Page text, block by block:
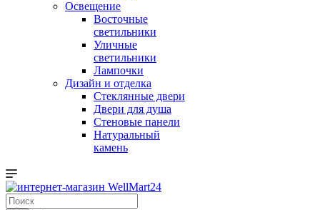
Освещение
Восточные
светильники
Уличные
светильники
Лампочки
Дизайн и отделка
Стеклянные двери
Двери для душа
Стеновые панели
Натуральный
камень